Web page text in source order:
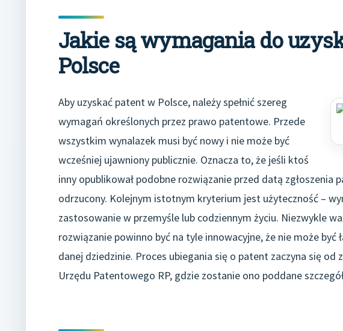
Jakie są wymagania do
Polsce
Aby uzyskać patent w Polsce, należy spełnić szereg
wymagań określonych przez prawo patentowe. Przede
wszystkim wynalazek musi być nowy i nie może być
wcześniej ujawniony publicznie. Oznacza to, że jeśli ktoś
inny opublikował podobne rozwiązanie przed datą
odrzucony. Kolejnym istotnym kryterium jest użyteczność –
zastosowanie w przemyśle lub codziennym życiu. Niezwykle
rozwiązanie powinno być na tyle innowacyjne, że nie może
danej dziedzinie. Proces ubiegania się o patent zaczyna się od
Urzędu Patentowego RP, gdzie zostanie ono poddane